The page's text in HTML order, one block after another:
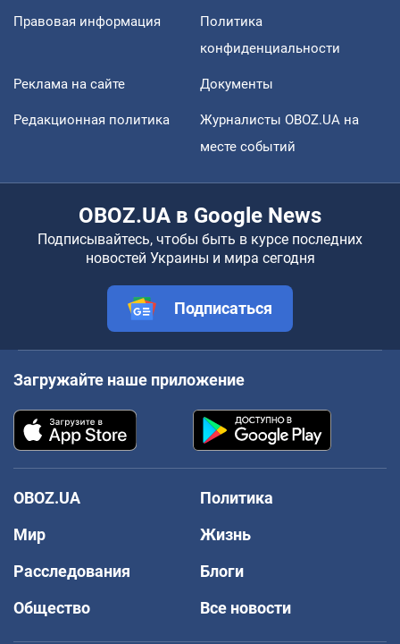
Правовая информация
Политика
конфиденциальности
Реклама на сайте Документы
Редакционная политика
Журналисты OBOZ.UA на
месте событий
OBOZ.UA в Google News
Подписывайтесь, чтобы быть в курсе последних
новостей Украины и мира сегодня
Подписаться
Загружайте наше приложение
OBOZ.UA
Политика
Мир
Жизнь
Расследования
Блоги
Общество
Все новости